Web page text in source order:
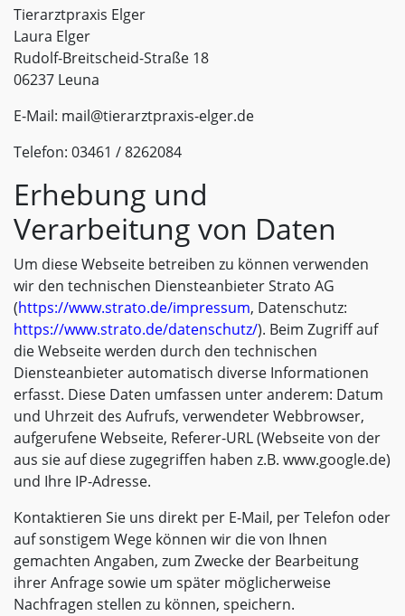
Tierarztpraxis Elger
Laura Elger
Rudolf-Breitscheid-Straße 18
06237 Leuna
E-Mail: mail@tierarztpraxis-elger.de
Telefon: 03461 / 8262084
Erhebung und
Verarbeitung von Daten
Um diese Webseite betreiben zu können verwenden
wir den technischen Diensteanbieter Strato AG
(https://www.strato.de/impressum, Datenschutz:
https://www.strato.de/datenschutz/). Beim Zugriff auf
die Webseite werden durch den technischen
Diensteanbieter automatisch diverse Informationen
erfasst. Diese Daten umfassen unter anderem: Datum
und Uhrzeit des Aufrufs, verwendeter Webbrowser,
aufgerufene Webseite, Referer-URL (Webseite von der
aus sie auf diese zugegriffen haben z.B. www.google.de)
und Ihre IP-Adresse.
Kontaktieren Sie uns direkt per E-Mail, per Telefon oder
auf sonstigem Wege können wir die von Ihnen
gemachten Angaben, zum Zwecke der Bearbeitung
ihrer Anfrage sowie um später möglicherweise
Nachfragen stellen zu können, speichern.